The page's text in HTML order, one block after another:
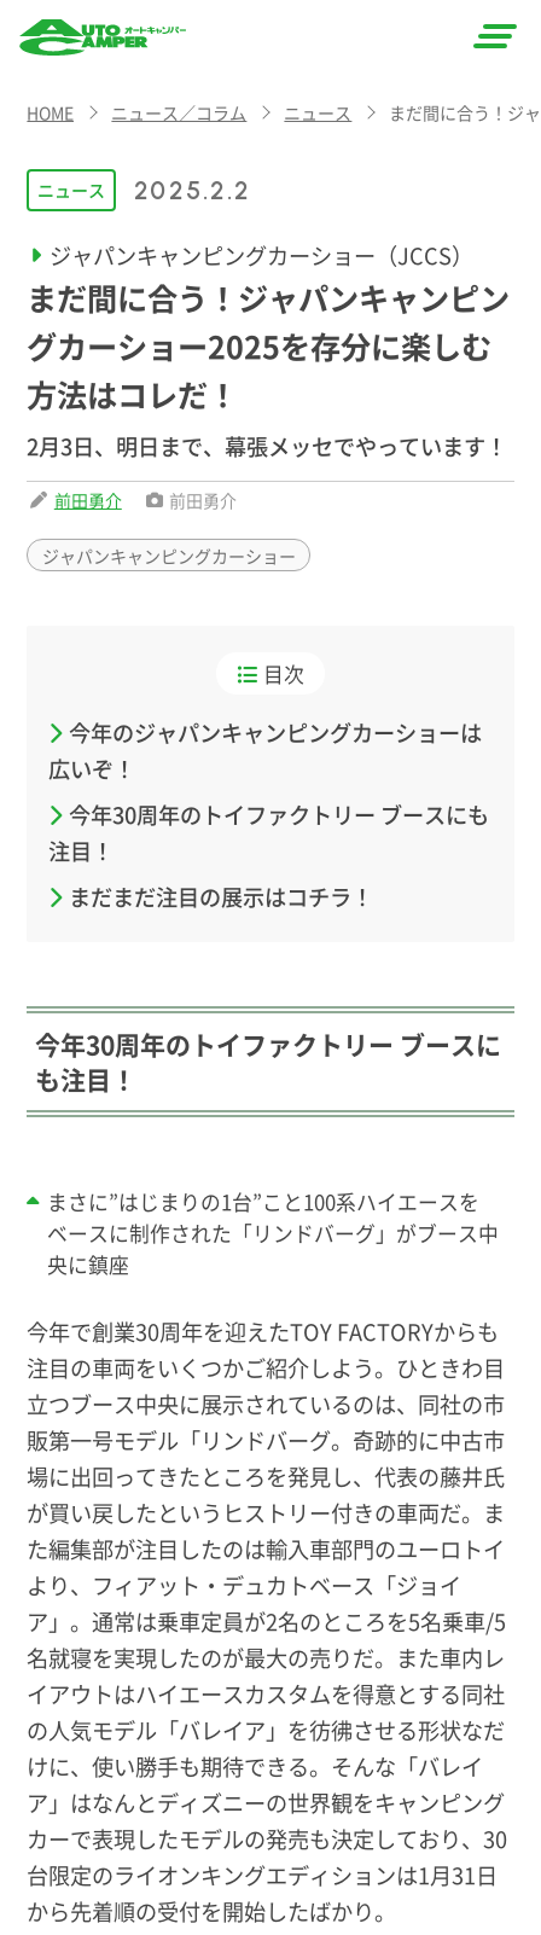
CAMPER
（オート
キャン
パー）
HOME ニュース／コラム ニュース まだ間に合う！ジ
ニュース 2025.2.2
ジャパンキャンピングカーショー（JCCS）
まだ間に合う！ジャパンキャンピン
グカーショー2025を存分に楽しむ
方法はコレだ！
2月3日、明日まで、幕張メッセでやっています！
前田勇介 前田勇介
ジャパンキャンピングカーショー
目次
今年のジャパンキャンピングカーショーは
広いぞ！
今年30周年のトイファクトリー ブースにも
注目！
まだまだ注目の展示はコチラ！
今年30周年のトイファクトリー ブースに
も注目！
まさに”はじまりの1台”こと100系ハイエースを
ベースに制作された「リンドバーグ」がブース中
央に鎮座
今年で創業30周年を迎えたTOY FACTORYからも
注目の車両をいくつかご紹介しよう。ひときわ目
立つブース中央に展示されているのは、同社の市
販第一号モデル「リンドバーグ。奇跡的に中古市
場に出回ってきたところを発見し、代表の藤井氏
が買い戻したというヒストリー付きの車両だ。ま
た編集部が注目したのは輸入車部門のユーロトイ
より、フィアット・デュカトベース「ジョイ
ア」。通常は乗車定員が2名のところを5名乗車/5
名就寝を実現したのが最大の売りだ。また車内レ
イアウトはハイエースカスタムを得意とする同社
の人気モデル「バレイア」を彷彿させる形状なだ
けに、使い勝手も期待できる。そんな「バレイ
ア」はなんとディズニーの世界観をキャンピング
カーで表現したモデルの発売も決定しており、30
台限定のライオンキングエディションは1月31日
から先着順の受付を開始したばかり。